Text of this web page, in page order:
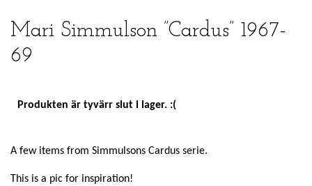
Mari Simmulson ”Cardus” 1967-
69
Produkten är tyvärr slut i lager. :(
A few items from Simmulsons Cardus serie.
This is a pic for inspiration!